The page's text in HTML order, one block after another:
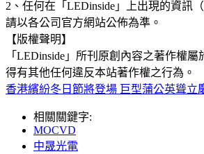
2、任何在「LEDinside」上出現的資訊
請以各公司官方網站公佈為準。
【版權聲明】
「LEDinside」所刊原創內容之著作權
得有其他任何違反本站著作權之行為。
香港繽紛冬日節將登場 巨型蒲公英聳立
相關關鍵字:
MOCVD
中晟光電